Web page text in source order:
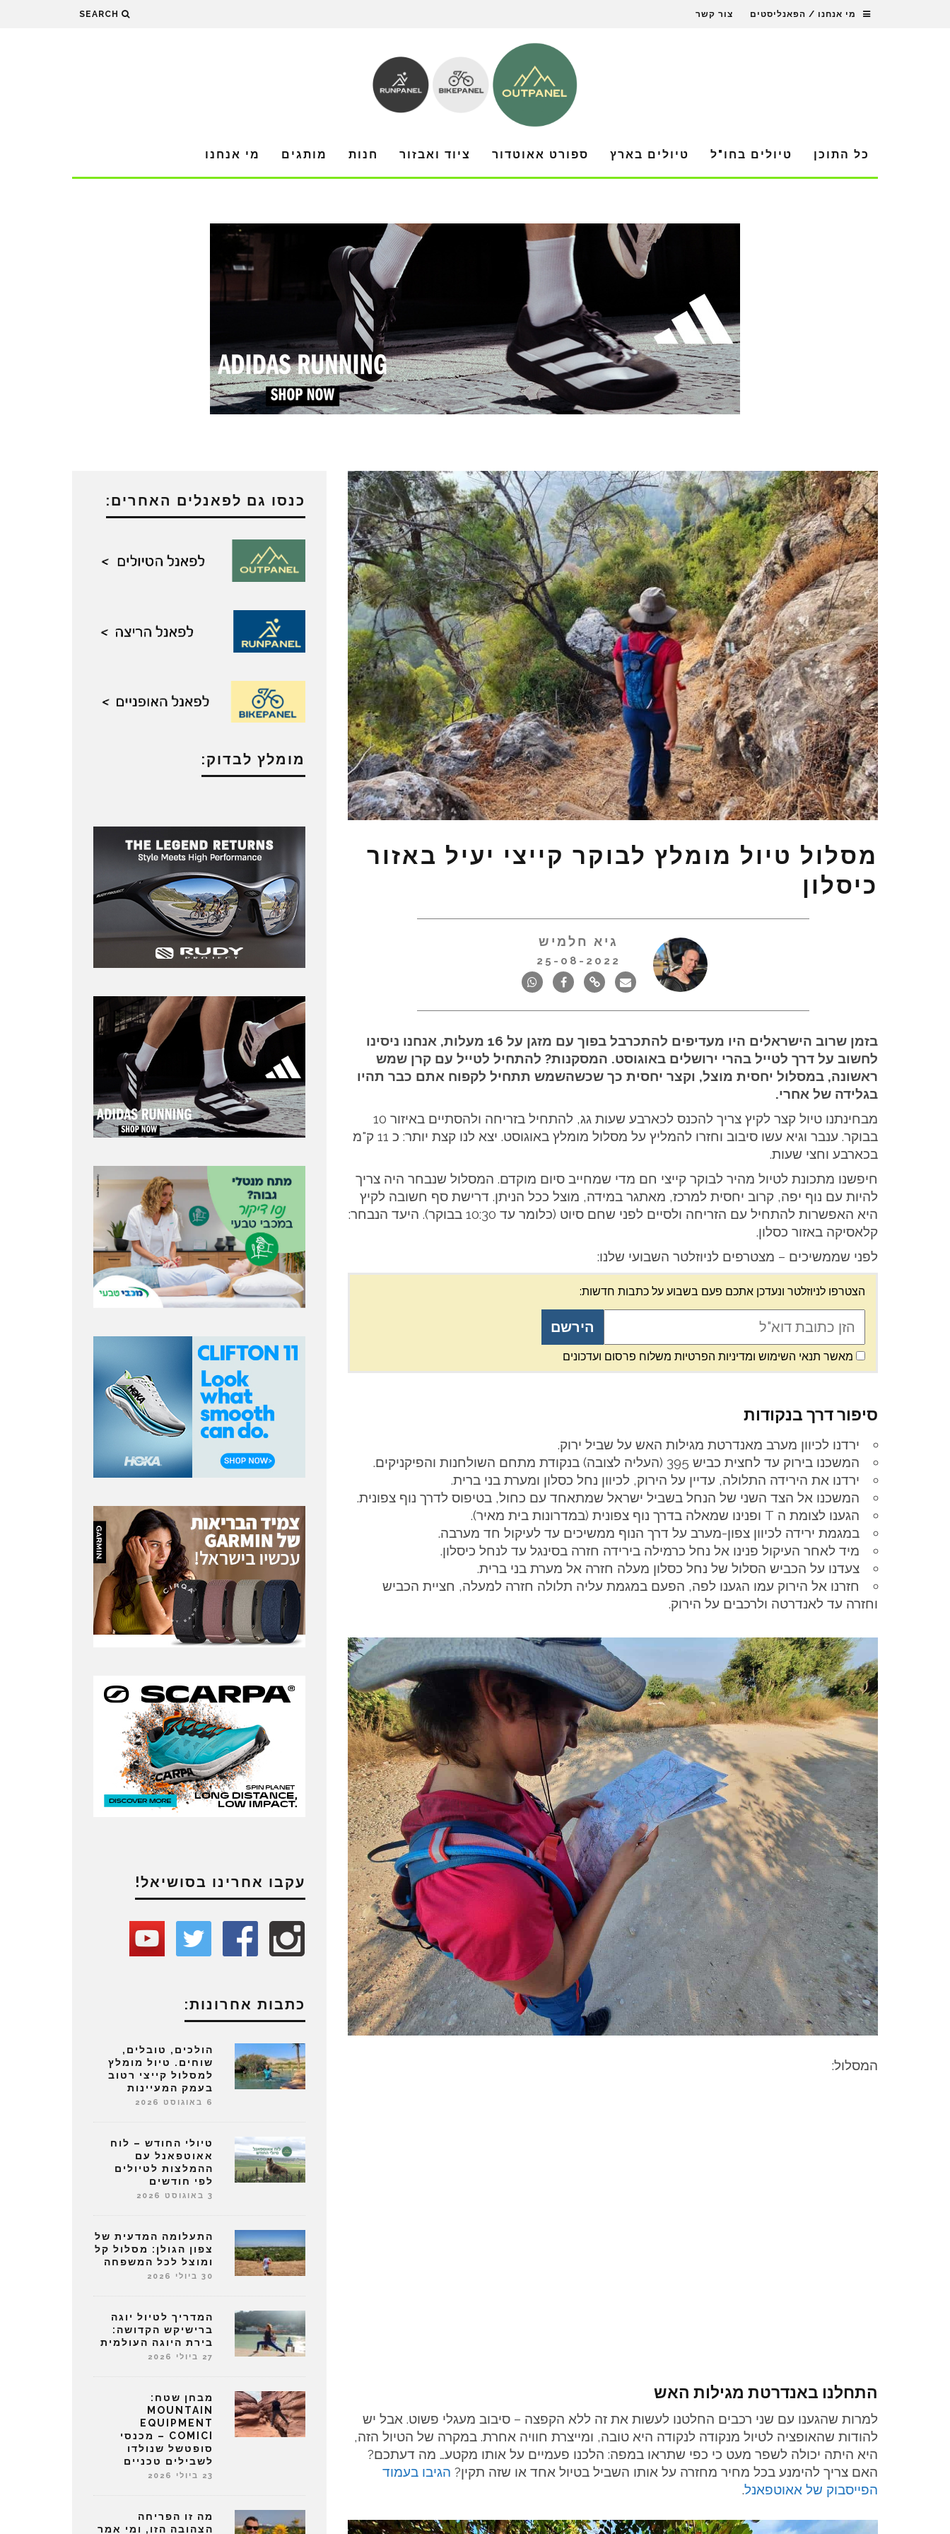
מי אנחנו / הפאנליסטים צור קשר SEARCH
כל התוכן טיולים בחו"ל טיולים בארץ ספורט אאוטדור ציוד ואבזור חנות מותגים מי אנחנו
מסלול טיול מומלץ לבוקר קייצי יעיל באזור
כיסלון
גיא חלמיש
25-08-2022
בזמן שרוב הישראלים היו מעדיפים להתכרבל בפוך עם מזגן על 16 מעלות, אנחנו ניסינו
לחשוב על דרך לטייל בהרי ירושלים באוגוסט. המסקנות? להתחיל לטייל עם קרן שמש
ראשונה, במסלול יחסית מוצל, וקצר יחסית כך שכשהשמש תתחיל לקפוח אתם כבר תהיו
בגלידה של אחרי.
מבחינתנו טיול קצר לקיץ צריך להכנס לכארבע שעות גג, להתחיל בזריחה ולהסתיים באיזור 10
בבוקר. ענבר וגיא עשו סיבוב וחזרו להמליץ על מסלול מומלץ באוגוסט. יצא לנו קצת יותר: כ 11 ק"מ
בכארבע וחצי שעות.
חיפשנו מתכונת לטיול מהיר לבוקר קייצי חם מדי שמחייב סיום מוקדם. המסלול שנבחר היה צריך
להיות עם נוף יפה, קרוב יחסית למרכז, מאתגר במידה, מוצל ככל הניתן. דרישת סף חשובה לקיץ
היא האפשרות להתחיל עם הזריחה ולסיים לפני שחם סיוט (כלומר עד 10:30 בבוקר). היעד הנבחר:
קלאסיקה באזור כסלון.
לפני שממשיכים – מצטרפים לניוזלטר השבועי שלנו:
הצטרפו לניוזלטר ונעדכן אתכם פעם בשבוע על כתבות חדשות:
מאשר תנאי השימוש ומדיניות הפרטיות משלוח פרסום ועדכונים
סיפור דרך בנקודות
ירדנו לכיוון מערב מאנדרטת מגילות האש על שביל ירוק.
המשכנו בירוק עד לחצית כביש 395 (העליה לצובה) בנקודת מתחם השולחנות והפיקניקים.
ירדנו את הירידה התלולה, עדיין על הירוק, לכיוון נחל כסלון ומערת בני ברית.
המשכנו אל הצד השני של הנחל בשביל ישראל שמתאחד עם כחול, בטיפוס לדרך נוף צפונית.
הגענו לצומת ה T ופנינו שמאלה בדרך נוף צפונית (במדרונות בית מאיר).
במגמת ירידה לכיוון צפון-מערב על דרך הנוף ממשיכים עד לעיקול חד מערבה.
מיד לאחר העיקול פנינו אל נחל כרמילה בירידה חזרה בסינגל עד לנחל כיסלון.
צעדנו על הכביש הסלול של נחל כסלון מעלה חזרה אל מערת בני ברית.
חזרנו אל הירוק עמו הגענו לפה, הפעם במגמת עליה תלולה חזרה למעלה, חציית הכביש
וחזרה עד לאנדרטה ולרכבים על הירוק.
המסלול:
התחלנו באנדרטת מגילות האש
למרות שהגענו עם שני רכבים החלטנו לעשות את זה ללא הקפצה – סיבוב מעגלי פשוט. אבל יש
להודות שהאופציה לטיול מנקודה לנקודה היא טובה, ומייצרת חוויה אחרת. במקרה של הטיול הזה,
היא היתה יכולה לשפר מעט כי כפי שתראו במפה: הלכנו פעמיים על אותו מקטע… מה דעתכם?
האם צריך להימנע בכל מחיר מחזרה על אותו השביל בטיול אחד או שזה תקין? הגיבו בעמוד
הפייסבוק של אאוטפאנל.
כנסו גם לפאנלים האחרים:
מומלץ לבדוק:
עקבו אחרינו בסושיאל!
כתבות אחרונות:
הולכים, טובלים,
שוחים. טיול מומלץ
למסלול קייצי רטוב
בעמק המעיינות
6 באוגוסט 2026
טיולי החודש – לוח
אאוטפאנל עם
ההמלצות לטיולים
לפי חודשים
3 באוגוסט 2026
התעלומה המדעית של
צפון הגולן: מסלול קל
ומוצל לכל המשפחה
30 ביולי 2026
המדריך לטיול יוגה
ברישיקש הקדושה:
בירת היוגה העולמית
27 ביולי 2026
מבחן שטח:
MOUNTAIN
EQUIPMENT
COMICI – מכנסי
סופטשל שנולדו
לשבילים טכניים
23 ביולי 2026
מה זו הפריחה
הצהובה הזו, ומי אמר